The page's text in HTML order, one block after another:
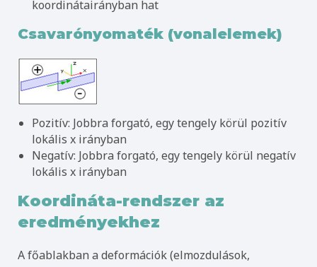
koordinátairányban hat
Csavarónyomaték (vonalelemek)
Pozitív: Jobbra forgató, egy tengely körül pozitív
lokális x irányban
Negatív: Jobbra forgató, egy tengely körül negatív
lokális x irányban
Koordináta-rendszer az
eredményekhez
A főablakban a deformációk (elmozdulások,